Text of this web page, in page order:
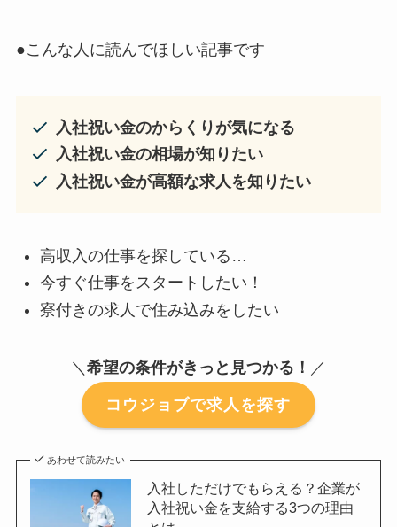
●こんな人に読んでほしい記事です
入社祝い金のからくりが気になる
入社祝い金の相場が知りたい
入社祝い金が高額な求人を知りたい
高収入の仕事を探している…
今すぐ仕事をスタートしたい！
寮付きの求人で住み込みをしたい
＼ 希望の条件がきっと見つかる！ ／
コウジョブで求人を探す
あわせて読みたい
入社しただけでもらえる？企業が
入社祝い金を支給する3つの理由